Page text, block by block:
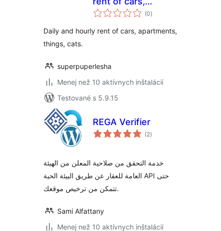
apartments, things,
(0celkové
hodnotenie
)
Daily and hourly rent of cars, apartments,
things, cats.
superpuperlesha
Menej než 10 aktívnych inštalácií
Testované s 5.9.15
REGA Verifier
(2celkové
hodnotenie
)
خدمة التحقق من صلاحية المعلن من الهيئة
العامة للعقار عن طريق البيئة الحية API حتى
تتمكن من ترخيص موقعك.
Sami Alfattany
Menej než 10 aktívnych inštalácií